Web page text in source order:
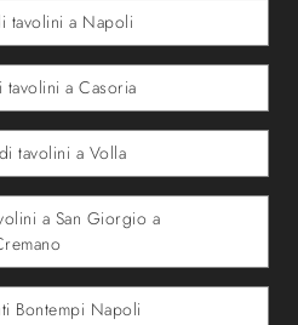
tavolini a Napoli
a Casoria
tavolini a Volla
a San Giorgio a
Bontempi Napoli